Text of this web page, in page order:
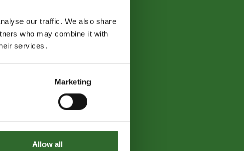
our traffic. We also share
who may combine it with
services.
Marketing
Allow all